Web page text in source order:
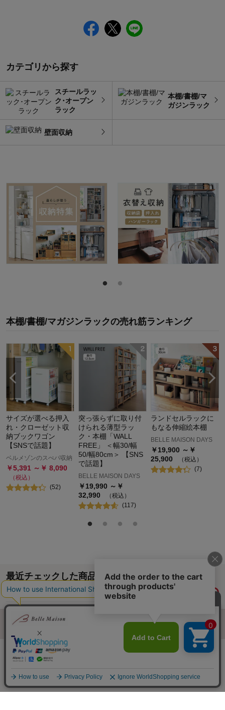
カテゴリから探す
スチールラッ
ク･オープン
ラック
本棚/書棚/マ
ガジンラック
壁面収納
本棚/書棚/マガジンラックの売れ筋ランキング
サイズが選べる押入
れ・クローゼット収
納ブックワゴン
【SNSで話題】
ベルメゾンのスぺパ収納
￥5,391 ～￥ 8,090
（税込）
(52)
突っ張らずに取り付
けられる薄型ラッ
ク・本棚「WALL
FREE」 ＜幅30/幅
50/幅80cm＞ 【SNS
で話題】
BELLE MAISON DAYS
￥19,990 ～￥
32,990
（税込）
(117)
ランドセルラックに
もなる伸縮絵本棚
BELLE MAISON DAYS
￥19,900 ～￥
25,900
（税込）
(7)
最近チェックした商品
ページトップへ
ご利用ガイド・お知らせ
サイトマップ ベルメゾンネットTOPへ